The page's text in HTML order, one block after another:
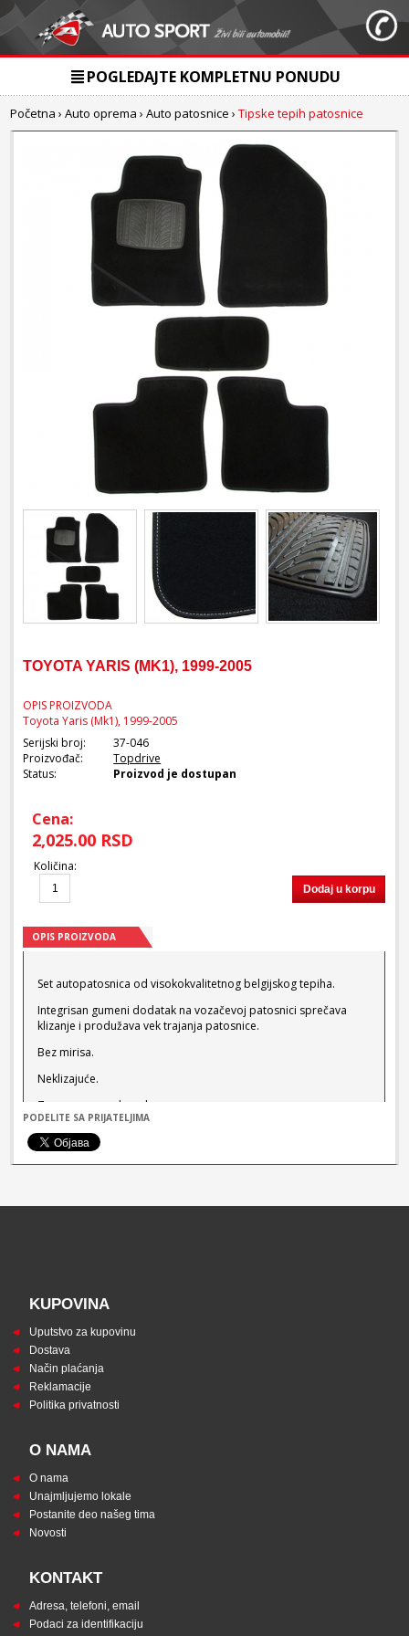
POGLEDAJTE KOMPLETNU PONUDU
Početna ›Auto oprema ›Auto patosnice ›Tipske tepih patosnice
TOYOTA YARIS (MK1), 1999-2005
OPIS PROIZVODA
Toyota Yaris (Mk1), 1999-2005
Serijski broj:
37-046
Proizvođač:
Topdrive
Status:
Proizvod je dostupan
Cena:
2,025.00 RSD
Količina:
Dodaj u korpu
OPIS PROIZVODA
Set autopatosnica od visokokvalitetnog belgijskog tepiha.
Integrisan gumeni dodatak na vozačevoj patosnici sprečava
klizanje i produžava vek trajanja patosnice.
Bez mirisa.
Neklizajuće.
Za sve vremenske uslove.
Za svaki model automobila poseban odgovarajući set
patosnica.
PODELITE SA PRIJATELJIMA
KUPOVINA
Uputstvo za kupovinu
Dostava
Način plaćanja
Reklamacije
Politika privatnosti
O NAMA
O nama
Unajmljujemo lokale
Postanite deo našeg tima
Novosti
KONTAKT
Adresa, telefoni, email
Podaci za identifikaciju